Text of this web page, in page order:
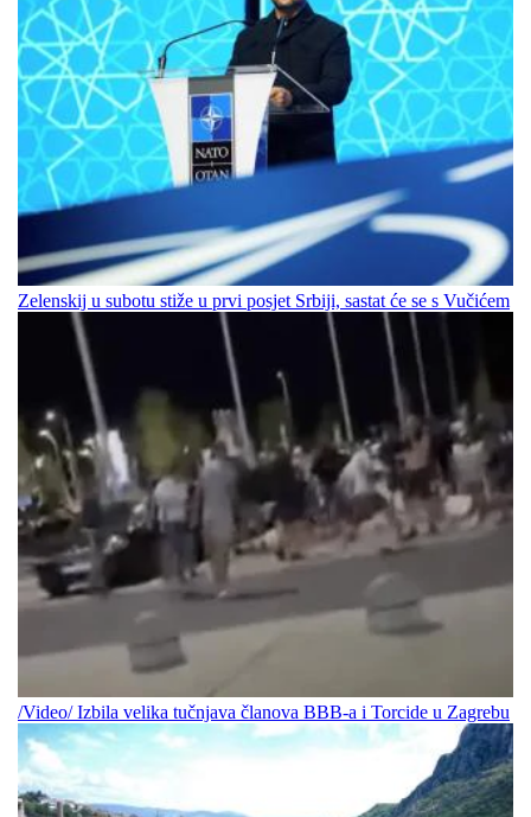
Zelenskij u subotu stiže u prvi posjet Srbiji, sastat će se s Vučićem
/Video/ Izbila velika tučnjava članova BBB-a i Torcide u Zagrebu